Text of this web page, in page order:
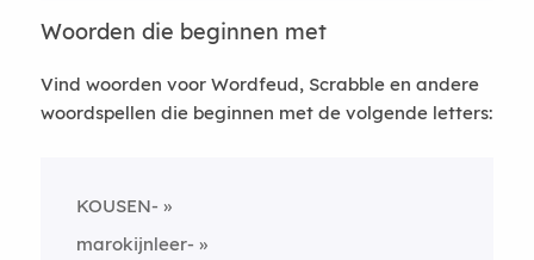
Woorden die beginnen met
Vind woorden voor Wordfeud, Scrabble en andere
woordspellen die beginnen met de volgende letters:
KOUSEN-
marokijnleer-